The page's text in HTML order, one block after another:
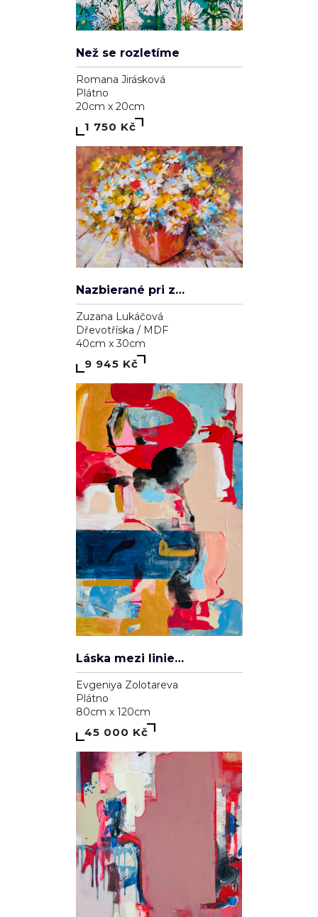
Než se rozletíme
Romana Jirásková
Plátno
20cm x 20cm
1 750 Kč
Nazbierané pri západe slnka
Zuzana Lukáčová
Dřevotříska / MDF
40cm x 30cm
9 945 Kč
Láska mezi liniemi
Evgeniya Zolotareva
Plátno
80cm x 120cm
45 000 Kč